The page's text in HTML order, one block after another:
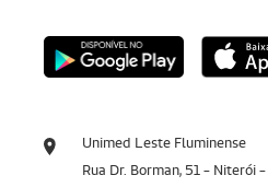
Unimed Leste Fluminense
Rua Dr. Borman, 51 - Niterói -